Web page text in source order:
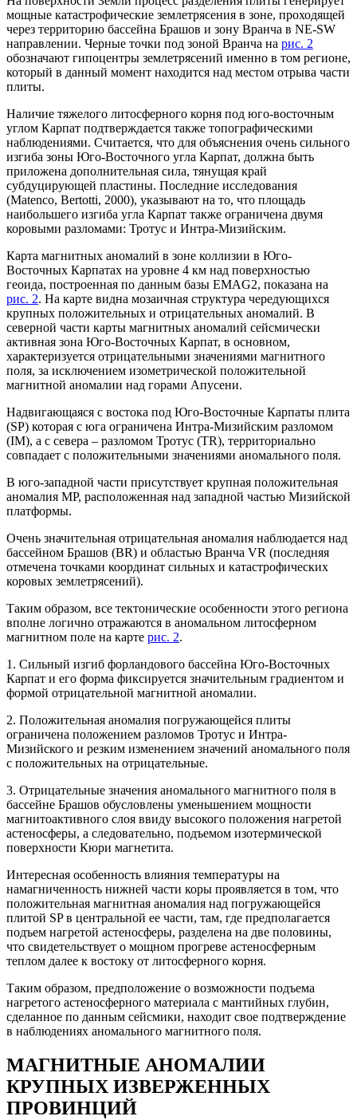
мощные катастрофические землетрясения в зоне, проходящей
через территорию бассейна Брашов и зону Вранча в NE-SW
направлении. Черные точки под зоной Вранча на рис. 2
обозначают гипоцентры землетрясений именно в том регионе,
который в данный момент находится над местом отрыва части
плиты.
Наличие тяжелого литосферного корня под юго-восточным
углом Карпат подтверждается также топографическими
наблюдениями. Считается, что для объяснения очень сильного
изгиба зоны Юго-Восточного угла Карпат, должна быть
приложена дополнительная сила, тянущая край
субдуцирующей пластины. Последние исследования
(Matenco, Bertotti, 2000), указывают на то, что площадь
наибольшего изгиба угла Карпат также ограничена двумя
коровыми разломами: Тротус и Интра-Мизийским.
Карта магнитных аномалий в зоне коллизии в Юго-
Восточных Карпатах на уровне 4 км над поверхностью
геоида, построенная по данным базы EMAG2, показана на
рис. 2. На карте видна мозаичная структура чередующихся
крупных положительных и отрицательных аномалий. В
северной части карты магнитных аномалий сейсмически
активная зона Юго-Восточных Карпат, в основном,
характеризуется отрицательными значениями магнитного
поля, за исключением изометрической положительной
магнитной аномалии над горами Апусени.
Надвигающаяся с востока под Юго-Восточные Карпаты плита
(SP) которая с юга ограничена Интра-Мизийским разломом
(IM), а с севера – разломом Тротус (TR), территориально
совпадает с положительными значениями аномального поля.
В юго-западной части присутствует крупная положительная
аномалия MP, расположенная над западной частью Мизийской
платформы.
Очень значительная отрицательная аномалия наблюдается над
бассейном Брашов (BR) и областью Вранча VR (последняя
отмечена точками координат сильных и катастрофических
коровых землетрясений).
Таким образом, все тектонические особенности этого региона
вполне логично отражаются в аномальном литосферном
магнитном поле на карте рис. 2.
1. Сильный изгиб форландового бассейна Юго-Восточных
Карпат и его форма фиксируется значительным градиентом и
формой отрицательной магнитной аномалии.
2. Положительная аномалия погружающейся плиты
ограничена положением разломов Тротус и Интра-
Мизийского и резким изменением значений аномального поля
с положительных на отрицательные.
3. Отрицательные значения аномального магнитного поля в
бассейне Брашов обусловлены уменьшением мощности
магнитоактивного слоя ввиду высокого положения нагретой
астеносферы, а следовательно, подъемом изотермической
поверхности Кюри магнетита.
Интересная особенность влияния температуры на
намагниченность нижней части коры проявляется в том, что
положительная магнитная аномалия над погружающейся
плитой SP в центральной ее части, там, где предполагается
подъем нагретой астеносферы, разделена на две половины,
что свидетельствует о мощном прогреве астеносферным
теплом далее к востоку от литосферного корня.
Таким образом, предположение о возможности подъема
нагретого астеносферного материала с мантийных глубин,
сделанное по данным сейсмики, находит свое подтверждение
в наблюдениях аномального магнитного поля.
МАГНИТНЫЕ АНОМАЛИИ
КРУПНЫХ ИЗВЕРЖЕННЫХ
ПРОВИНЦИЙ